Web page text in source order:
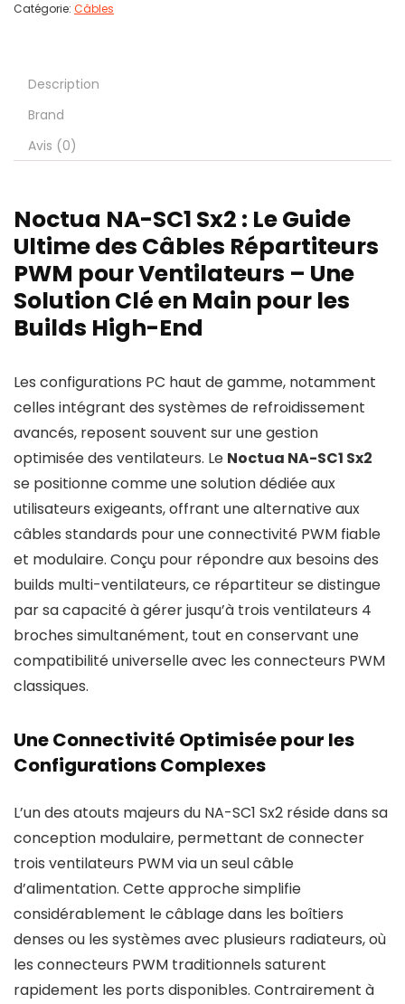
Catégorie: Câbles
Description
Brand
Avis (0)
Noctua NA-SC1 Sx2 : Le Guide
Ultime des Câbles Répartiteurs
PWM pour Ventilateurs – Une
Solution Clé en Main pour les
Builds High-End
Les configurations PC haut de gamme, notamment
celles intégrant des systèmes de refroidissement
avancés, reposent souvent sur une gestion
optimisée des ventilateurs. Le Noctua NA-SC1 Sx2
se positionne comme une solution dédiée aux
utilisateurs exigeants, offrant une alternative aux
câbles standards pour une connectivité PWM fiable
et modulaire. Conçu pour répondre aux besoins des
builds multi-ventilateurs, ce répartiteur se distingue
par sa capacité à gérer jusqu’à trois ventilateurs 4
broches simultanément, tout en conservant une
compatibilité universelle avec les connecteurs PWM
classiques.
Une Connectivité Optimisée pour les
Configurations Complexes
L’un des atouts majeurs du NA-SC1 Sx2 réside dans sa
conception modulaire, permettant de connecter
trois ventilateurs PWM via un seul câble
d’alimentation. Cette approche simplifie
considérablement le câblage dans les boîtiers
denses ou les systèmes avec plusieurs radiateurs, où
les connecteurs PWM traditionnels saturent
rapidement les ports disponibles. Contrairement à